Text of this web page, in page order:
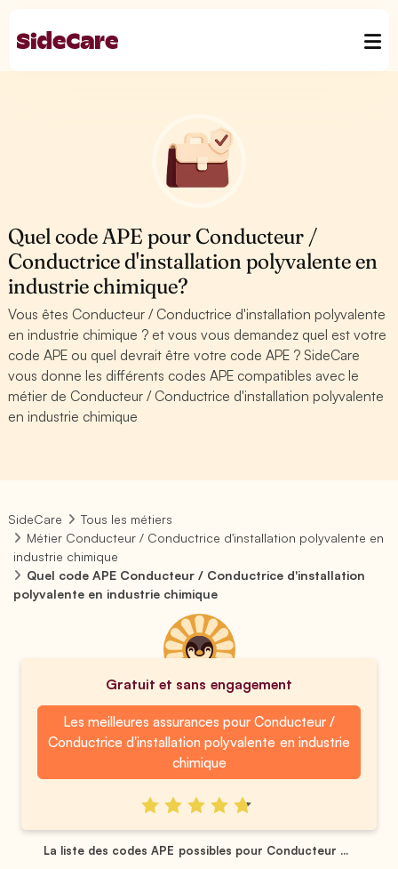
Quel code APE pour Conducteur /
Conductrice d'installation polyvalente en
industrie chimique?
Vous êtes Conducteur / Conductrice d'installation polyvalente
en industrie chimique ? et vous vous demandez quel est votre
code APE ou quel devrait être votre code APE ? SideCare
vous donne les différents codes APE compatibles avec le
métier de Conducteur / Conductrice d'installation polyvalente
en industrie chimique
SideCare
Tous les métiers
Métier Conducteur / Conductrice d'installation polyvalente en
industrie chimique
Quel code APE Conducteur / Conductrice d'installation
polyvalente en industrie chimique
Gratuit et sans engagement
Les meilleures assurances pour Conducteur /
Conductrice d'installation polyvalente en industrie
chimique
La liste des codes APE possibles pour Conducteur ...